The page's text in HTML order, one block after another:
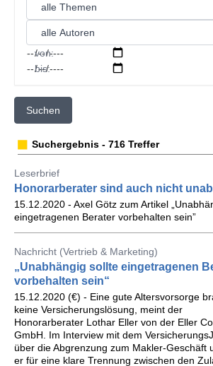
von:
bis:
Suchen
Suchergebnis - 716 Treffer
Leserbrief
Honorarberater sind auch nicht
15.12.2020 - Axel Götz zum Artikel
eingetragenen Berater vorbehalten sein”
Nachricht (Vertrieb & Marketing)
„Unabhängig sollte eingetragenen
vorbehalten sein“
15.12.2020 (€) - Eine gute Altersvorsorge
keine Versicherungslösung, meint der
Honorarberater Lothar Eller von der Eller
GmbH. Im Interview mit dem
über die Abgrenzung zum Makler-Geschäft
er für eine klare Trennung zwischen den